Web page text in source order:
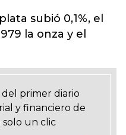
subió 0,1%, el
la onza y el
primer diario
y financiero de
solo un clic